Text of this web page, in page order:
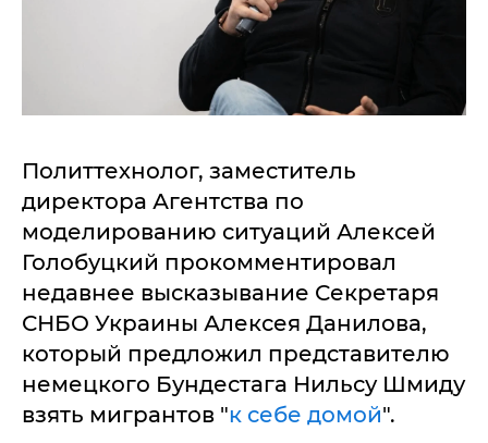
Политтехнолог, заместитель
директора Агентства по
моделированию ситуаций Алексей
Голобуцкий прокомментировал
недавнее высказывание Секретаря
СНБО Украины Алексея Данилова,
который предложил представителю
немецкого Бундестага Нильсу Шмиду
взять мигрантов "к себе домой".